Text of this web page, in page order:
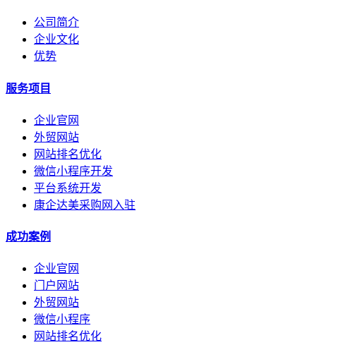
公司简介
企业文化
优势
服务项目
企业官网
外贸网站
网站排名优化
微信小程序开发
平台系统开发
康企达美采购网入驻
成功案例
企业官网
门户网站
外贸网站
微信小程序
网站排名优化